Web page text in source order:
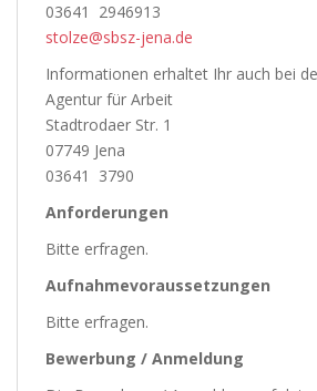
03641 2946913
stolze@sbsz-jena.de
Informationen erhaltet Ihr auch bei
Agentur für Arbeit
Stadtrodaer Str. 1
07749 Jena
03641 3790
Anforderungen
Bitte erfragen.
Aufnahmevoraussetzungen
Bitte erfragen.
Bewerbung / Anmeldung